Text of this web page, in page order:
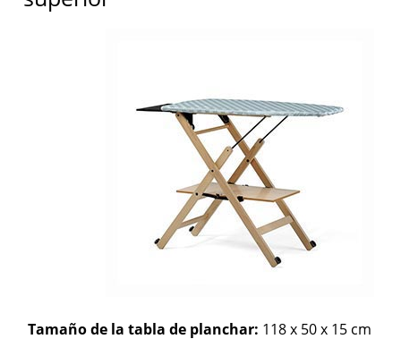
Tamaño de la tabla de planchar: 118 x 50 x 15 cm